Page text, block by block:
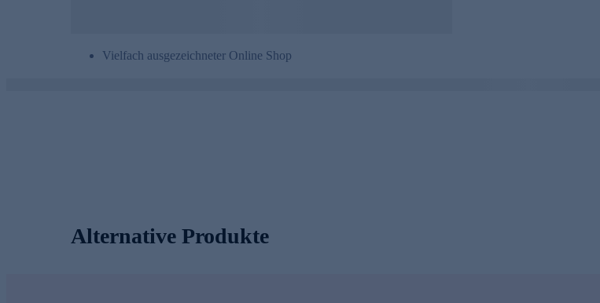
Vielfach ausgezeichneter Online Shop
Alternative Produkte